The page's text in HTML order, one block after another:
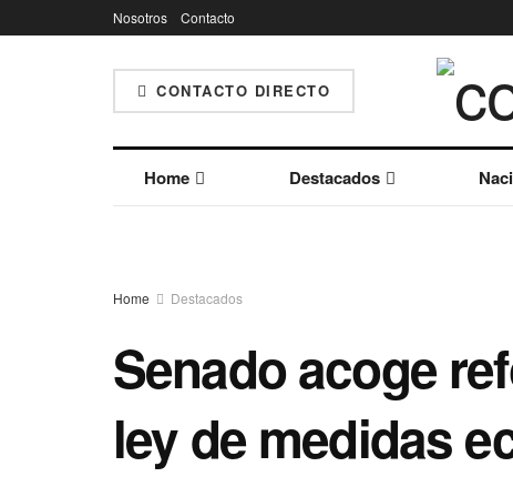
Nosotros Contacto
CONTACTO DIRECTO
Home Destacados
Home Destacados
Senado acoge
ley de medidas